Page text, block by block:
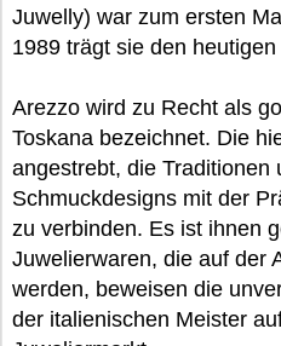
Juwelly) war zum ersten
1989 trägt sie den heutigen
Arezzo wird zu Recht als
Toskana bezeichnet. Die
angestrebt, die Traditionen
Schmuckdesigns mit der
zu verbinden. Es ist ihnen
Juwelierwaren, die auf der
werden, beweisen die
der italienischen Meister